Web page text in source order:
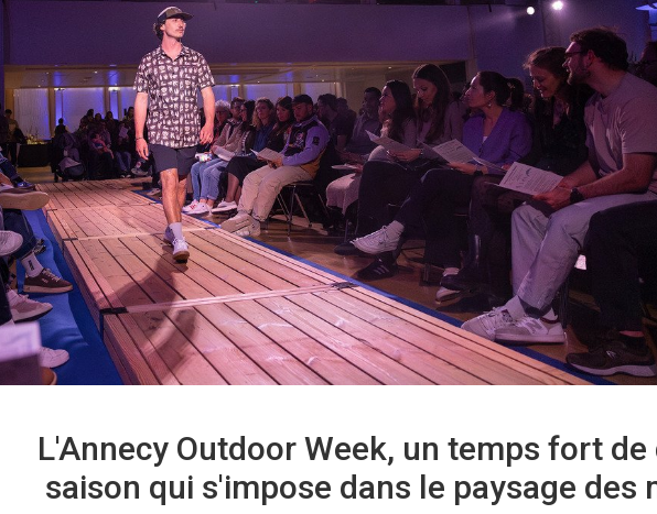
L'Annecy Outdoor Week, un temps fort de
saison qui s'impose dans le paysage des